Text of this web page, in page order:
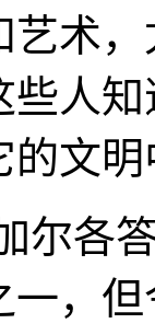
艺术
些人
的文
尔各
一，